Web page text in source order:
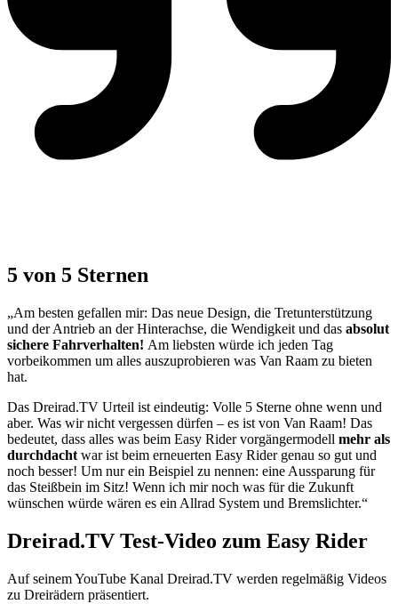
5 von 5 Sternen
„Am besten gefallen mir: Das neue Design, die Tretunterstützung
und der Antrieb an der Hinterachse, die Wendigkeit und das absolut
sichere Fahrverhalten! Am liebsten würde ich jeden Tag
vorbeikommen um alles auszuprobieren was Van Raam zu bieten
hat.
Das Dreirad.TV Urteil ist eindeutig: Volle 5 Sterne ohne wenn und
aber. Was wir nicht vergessen dürfen – es ist von Van Raam! Das
bedeutet, dass alles was beim Easy Rider vorgängermodell mehr als
durchdacht war ist beim erneuerten Easy Rider genau so gut und
noch besser! Um nur ein Beispiel zu nennen: eine Aussparung für
das Steißbein im Sitz! Wenn ich mir noch was für die Zukunft
wünschen würde wären es ein Allrad System und Bremslichter.“
Dreirad.TV Test-Video zum Easy Rider
Auf seinem YouTube Kanal Dreirad.TV werden regelmäßig Videos
zu Dreirädern präsentiert.